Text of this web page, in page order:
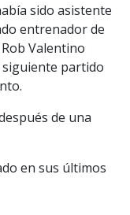
sido asistente
entrenador de
Valentino
siguiente partido
de una
en sus últimos